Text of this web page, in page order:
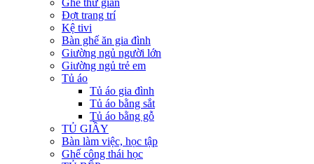
Ghế thư giãn
Đợt trang trí
Kệ tivi
Bàn ghế ăn gia đình
Giường ngủ người lớn
Giường ngủ trẻ em
Tủ áo
Tủ áo gia đình
Tủ áo bằng sắt
Tủ áo bằng gỗ
TỦ GIẦY
Bàn làm việc, học tập
Ghế công thái học